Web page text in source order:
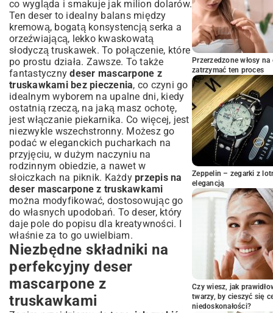
świeżość i smak
Dodatki, które wzbogacą Twój deser: od
wanilii po biszkopty
Przygotowanie deseru mascarpone z
truskawkami krok po kroku
Sposoby na przygotowanie idealnych
truskawek
Jak stworzyć puszysty krem
mascarpone – porady szefa kuchni
Warstwowanie deseru: estetyka i
harmonia smaków
Kreatywne wariacje deseru mascarpone
z truskawkami
Deser mascarpone bez pieczenia –
łatwe alternatywy
Deser dla dorosłych: dodaj odrobinę
wyrafinowania
Opcje wegańskie i bezglutenowe – deser
dla każdego
Najczęściej zadawane pytania i
praktyczne wskazówki
Jak przechowywać deser, aby smakował
świeżo?
co wygląda i smakuje jak milion dolarów.
Ten deser to idealny balans między
kremową, bogatą konsystencją serka a
orzeźwiającą, lekko kwaskowatą
słodyczą truskawek. To połączenie, które
po prostu działa. Zawsze. To także
fantastycznydeser mascarpone z
truskawkami bez pieczenia, co czyni go
idealnym wyborem na upalne dni, kiedy
ostatnią rzeczą, na jaką masz ochotę,
jest włączanie piekarnika. Co więcej, jest
niezwykle wszechstronny. Możesz go
podać w eleganckich pucharkach na
przyjęciu, w dużym naczyniu na
rodzinnym obiedzie, a nawet w
słoiczkach na piknik. Każdy przepis na
deser mascarpone z truskawkami
można modyfikować, dostosowując go
do własnych upodobań. To deser, który
daje pole do popisu dla kreatywności. I
właśnie za to go uwielbiam.
Niezbędne składniki na
perfekcyjny deser
mascarpone z
truskawkami
Przerzedzone włosy
zatrzymać ten proces
Zeppelin – zegarki z
elegancją
Czy wiesz, jak
twarzy, by cieszyć się
niedoskonałości?